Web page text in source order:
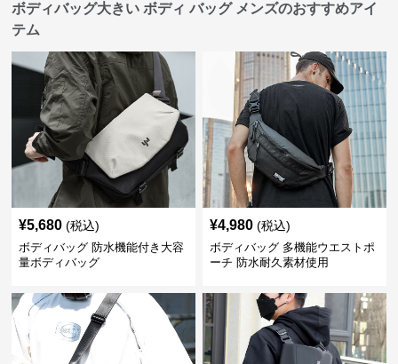
ボディバッグ大きい ボディ バッグ メンズのおすすめアイ
テム
¥5,680 (税込)
ボディバッグ 防水機能付き大容
量ボディバッグ
¥4,980 (税込)
ボディバッグ 多機能ウエストポ
ーチ 防水耐久素材使用